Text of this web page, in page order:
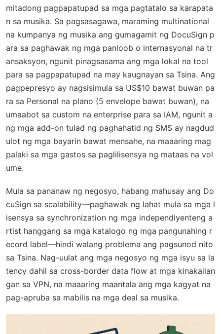
mitadong pagpapatupad sa mga pagtatalo sa karapata
n sa musika. Sa pagsasagawa, maraming multinational
na kumpanya ng musika ang gumagamit ng DocuSign p
ara sa paghawak ng mga panloob o internasyonal na tr
ansaksyon, ngunit pinagsasama ang mga lokal na tool
para sa pagpapatupad na may kaugnayan sa Tsina. Ang
pagpepresyo ay nagsisimula sa US$10 bawat buwan pa
ra sa Personal na plano (5 envelope bawat buwan), na
umaabot sa custom na enterprise para sa IAM, ngunit a
ng mga add-on tulad ng paghahatid ng SMS ay nagdud
ulot ng mga bayarin bawat mensahe, na maaaring mag
palaki sa mga gastos sa paglilisensya ng mataas na vol
ume.
Mula sa pananaw ng negosyo, habang mahusay ang Do
cuSign sa scalability—paghawak ng lahat mula sa mga l
isensya sa synchronization ng mga independiyenteng a
rtist hanggang sa mga katalogo ng mga pangunahing r
ecord label—hindi walang problema ang pagsunod nito
sa Tsina. Nag-uulat ang mga negosyo ng mga isyu sa la
tency dahil sa cross-border data flow at mga kinakailan
gan sa VPN, na maaaring maantala ang mga kagyat na
pag-apruba sa mabilis na mga deal sa musika.